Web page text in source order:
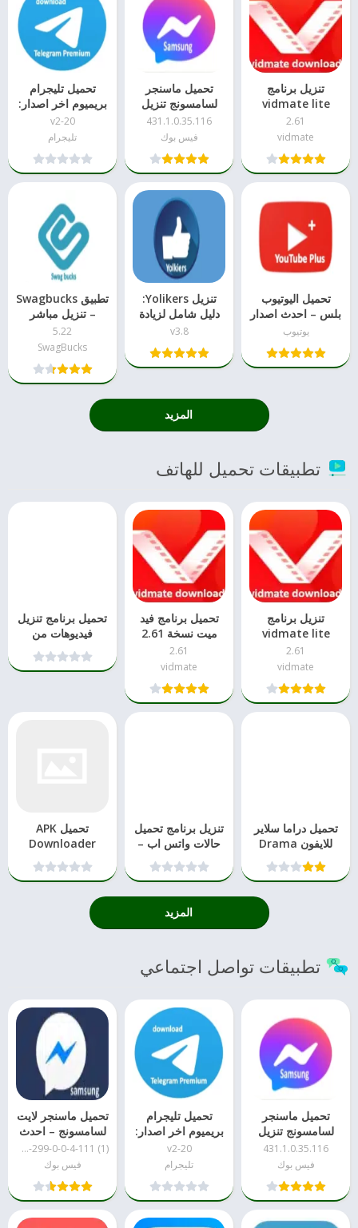
تنزيل برنامج
vidmate lite
2.61
vidmate
تحميل ماسنجر
لسامسونج تنزيل
مباشر apk
431.1.0.35.116
فيس بوك
تحميل تليجرام
بريميوم اخر اصدار:
تنزيل مباشر
v2-20
تليجرام
تحميل اليوتيوب
بلس – احدث اصدار
يوتيوب
تنزيل Yolikers:
دليل شامل لزيادة
التفاعل الاجتماعي
v3.8
تطبيق Swagbucks
– تنزيل مباشر
5.22
SwagBucks
المزيد
تطبيقات تحميل للهاتف
تنزيل برنامج
vidmate lite
2.61
vidmate
تحميل برنامج فيد
ميت نسخة 2.61
للاندرويد
2.61
vidmate
تحميل برنامج تنزيل
فيديوهات من
الفيس –
Facebook Video
تحميل دراما سلاير
للايفون Drama
Slayer iOS مجانا
تنزيل برنامج تحميل
حالات واتس اب –
Story Saver
تحميل APK
Downloader
عملاق التحميل من
الانترنت للمحمول
المزيد
تطبيقات تواصل اجتماعي
تحميل ماسنجر
لسامسونج تنزيل
مباشر apk
431.1.0.35.116
فيس بوك
تحميل تليجرام
بريميوم اخر اصدار:
تنزيل مباشر
v2-20
تليجرام
تحميل ماسنجر لايت
لسامسونج – احدث
نسخه
messenger-lite-299-0-0-4-111 (1)
فيس بوك